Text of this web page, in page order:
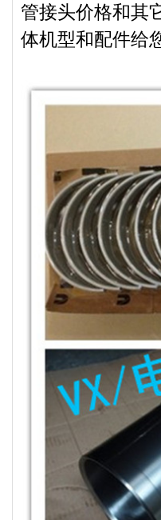
管接头价格和其
体机型和配件给